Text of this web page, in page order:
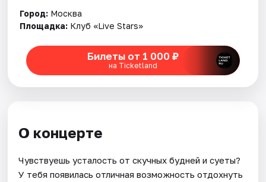
Рейтинги
Город: Москва
Площадка: Клуб «Live Stars»
Билеты от 1 000 ₽
на Ticketland
О концерте
Чувствуешь усталость от скучных будней и суеты?
У тебя появилась отличная возможность отдохнуть